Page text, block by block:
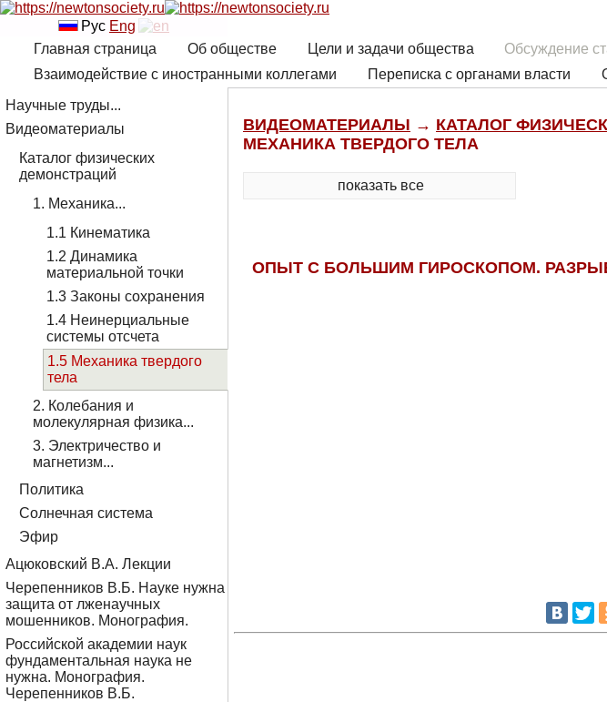
Рус Eng
Главная страница
Об обществе Цели и задачи общества Обсуждение
Взаимодействие с иностранными коллегами
Переписка с органами власти
ВИДЕОМАТЕРИАЛЫ → КАТАЛОГ
МЕХАНИКА ТВЕРДОГО ТЕЛА
показать все
ОПЫТ С БОЛЬШИМ ГИРОСКОПОМ.
Научные труды...
Видеоматериалы
Каталог физических
демонстраций
1. Механика...
1.1 Кинематика
1.2 Динамика
материальной точки
1.3 Законы сохранения
1.4 Неинерциальные
системы отсчета
1.5 Механика твердого
тела
2. Колебания и
молекулярная физика...
3. Электричество и
магнетизм...
Политика
Солнечная система
Эфир
Ацюковский В.А. Лекции
Черепенников В.Б. Науке нужна
защита от лженаучных
мошенников. Монография.
Российской академии наук
фундаментальная наука не
нужна. Монография.
Черепенников В.Б.